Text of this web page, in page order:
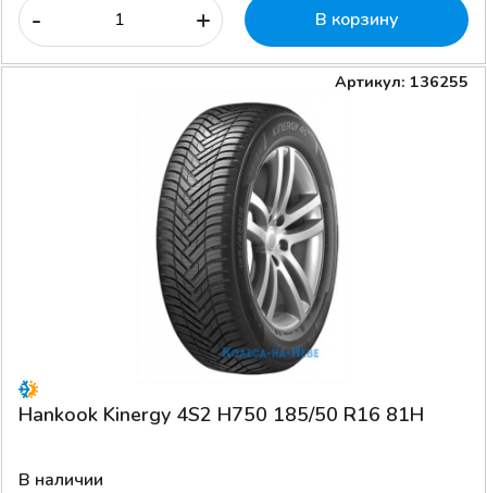
- + В корзину
Артикул: 136255
Hankook Kinergy 4S2 H750 185/50 R16 81H
В наличии